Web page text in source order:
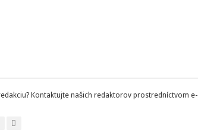
Kontaktujte našich redaktorov prostredníctvom e-